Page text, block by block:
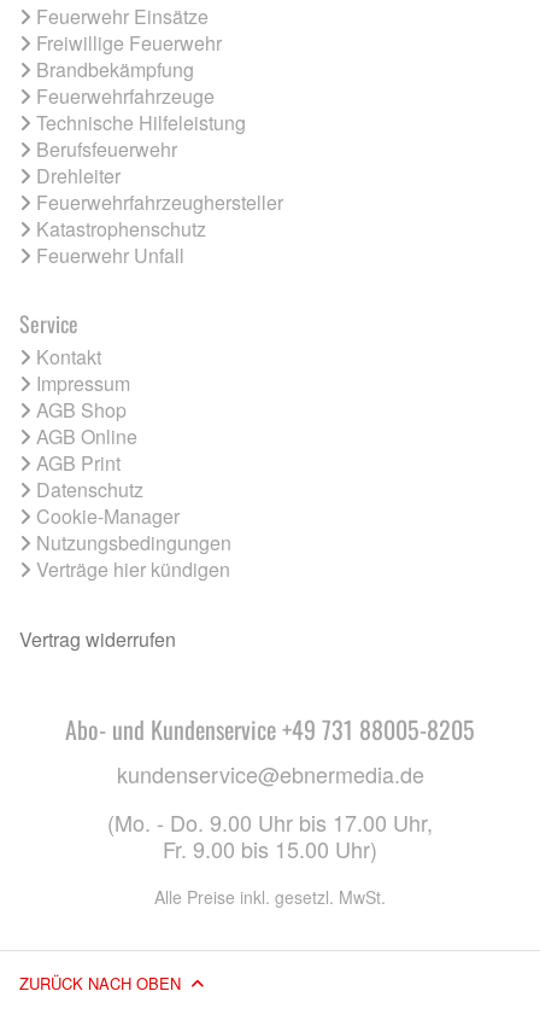
Feuerwehr Einsätze
Freiwillige Feuerwehr
Brandbekämpfung
Feuerwehrfahrzeuge
Technische Hilfeleistung
Berufsfeuerwehr
Drehleiter
Feuerwehrfahrzeughersteller
Katastrophenschutz
Feuerwehr Unfall
Service
Kontakt
Impressum
AGB Shop
AGB Online
AGB Print
Datenschutz
Cookie-Manager
Nutzungsbedingungen
Verträge hier kündigen
Vertrag widerrufen
Abo- und Kundenservice +49 731 88005-8205
kundenservice@ebnermedia.de
(Mo. - Do. 9.00 Uhr bis 17.00 Uhr,
Fr. 9.00 bis 15.00 Uhr)
Alle Preise inkl. gesetzl. MwSt.
ZURÜCK NACH OBEN